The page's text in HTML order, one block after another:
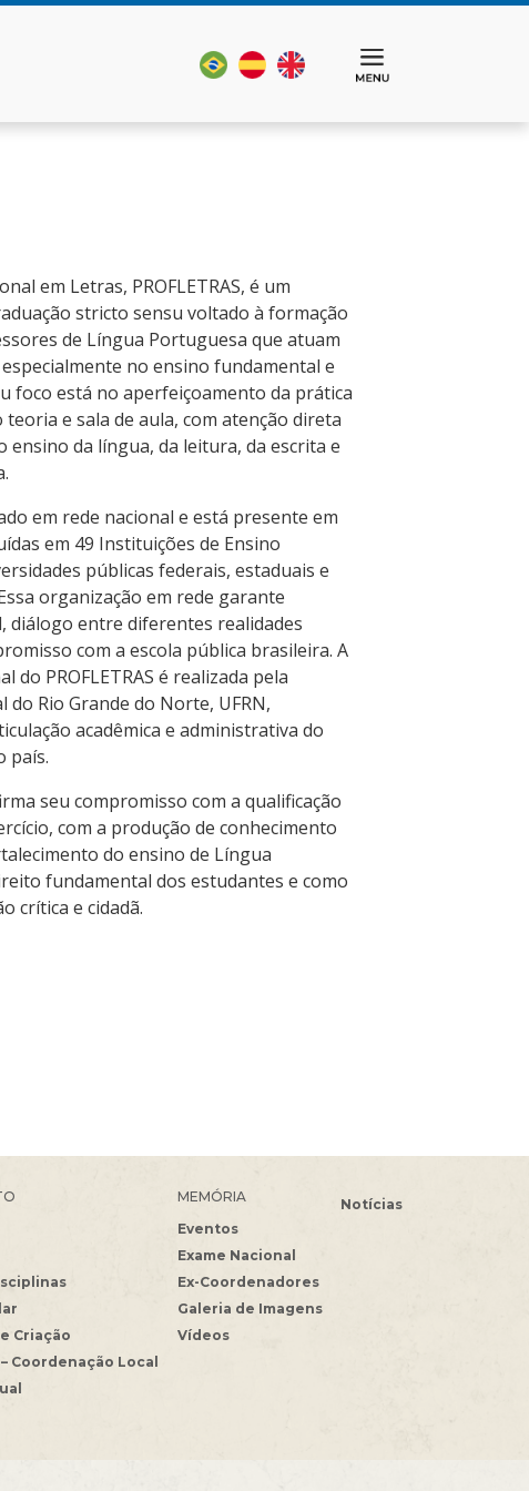
em Letras, PROFLETRAS, é um
stricto sensu voltado à formação
de Língua Portuguesa que atuam
especialmente no ensino fundamental e
foco está no aperfeiçoamento da prática
e sala de aula, com atenção direta
ensino da língua, da leitura, da escrita e
em rede nacional e está presente em
em 49 Instituições de Ensino
públicas federais, estaduais e
organização em rede garante
diálogo entre diferentes realidades
com a escola pública brasileira. A
do PROFLETRAS é realizada pela
do Rio Grande do Norte, UFRN,
acadêmica e administrativa do
país.
seu compromisso com a qualificação
com a produção de conhecimento
do ensino de Língua
fundamental dos estudantes e como
crítica e cidadã.
Criação
Coordenação Local
MEMÓRIA
Eventos
Exame Nacional
Ex-Coordenadores
Galeria de Imagens
Vídeos
Notícias